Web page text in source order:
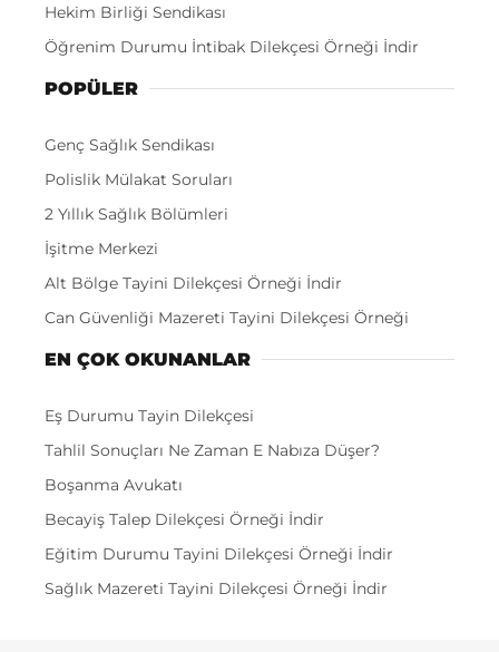
Hekim Birliği Sendikası
Öğrenim Durumu İntibak Dilekçesi Örneği İndir
POPÜLER
Genç Sağlık Sendikası
Polislik Mülakat Soruları
2 Yıllık Sağlık Bölümleri
İşitme Merkezi
Alt Bölge Tayini Dilekçesi Örneği İndir
Can Güvenliği Mazereti Tayini Dilekçesi Örneği
EN ÇOK OKUNANLAR
Eş Durumu Tayin Dilekçesi
Tahlil Sonuçları Ne Zaman E Nabıza Düşer?
Boşanma Avukatı
Becayiş Talep Dilekçesi Örneği İndir
Eğitim Durumu Tayini Dilekçesi Örneği İndir
Sağlık Mazereti Tayini Dilekçesi Örneği İndir